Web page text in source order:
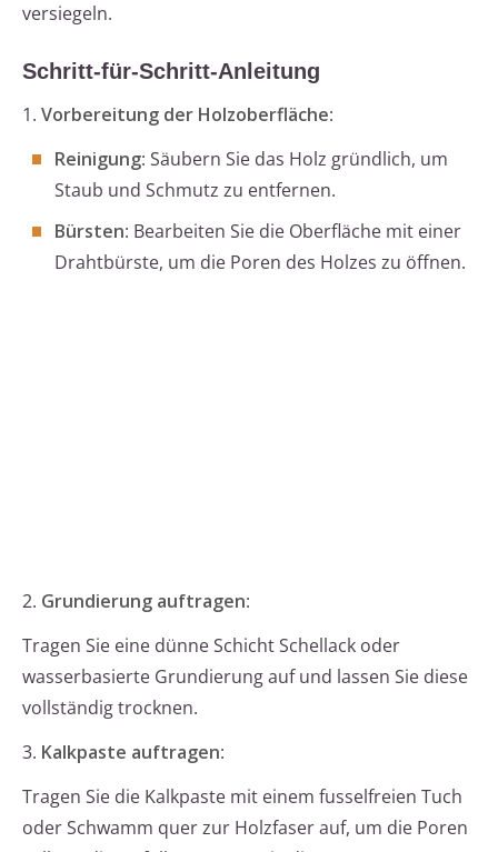
versiegeln.
Schritt-für-Schritt-Anleitung
1. Vorbereitung der Holzoberfläche:
Reinigung: Säubern Sie das Holz gründlich, um
Staub und Schmutz zu entfernen.
Bürsten: Bearbeiten Sie die Oberfläche mit einer
Drahtbürste, um die Poren des Holzes zu öffnen.
2. Grundierung auftragen:
Tragen Sie eine dünne Schicht Schellack oder
wasserbasierte Grundierung auf und lassen Sie diese
vollständig trocknen.
3. Kalkpaste auftragen:
Tragen Sie die Kalkpaste mit einem fusselfreien Tuch
oder Schwamm quer zur Holzfaser auf, um die Poren